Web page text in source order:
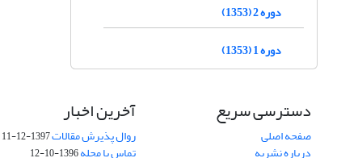
دوره 2 (1353)
دوره 1 (1353)
دسترسی سریع
صفحه اصلی
درباره نشریه
آخرین اخبار
روال پذیرش مقالات1397-12-11
تماس با مجله1396-10-12